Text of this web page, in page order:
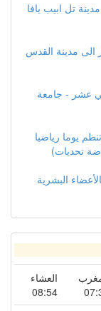
تل ابيب يافا
مدينة القدس
عشر - جامعة
يوما رياضيا
تحديات)
البشرية
العشاء
08:54